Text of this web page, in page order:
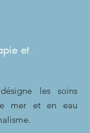
et
les soins
mer et en eau